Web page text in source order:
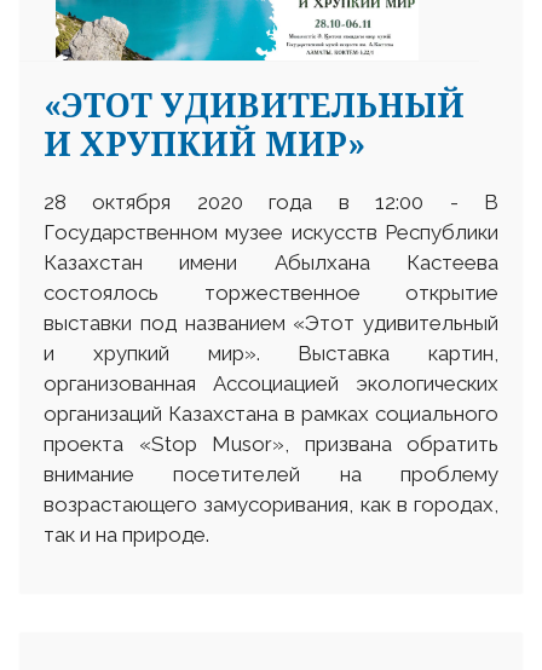
«ЭТОТ УДИВИТЕЛЬНЫЙ
И ХРУПКИЙ МИР»
28 октября 2020 года в 12:00 - В
Государственном музее искусств Республики
Казахстан имени Абылхана Кастеева
состоялось торжественное открытие
выставки под названием «Этот удивительный
и хрупкий мир». Выставка картин,
организованная Ассоциацией экологических
организаций Казахстана в рамках социального
проекта «Stop Musor», призвана обратить
внимание посетителей на проблему
возрастающего замусоривания, как в городах,
так и на природе.